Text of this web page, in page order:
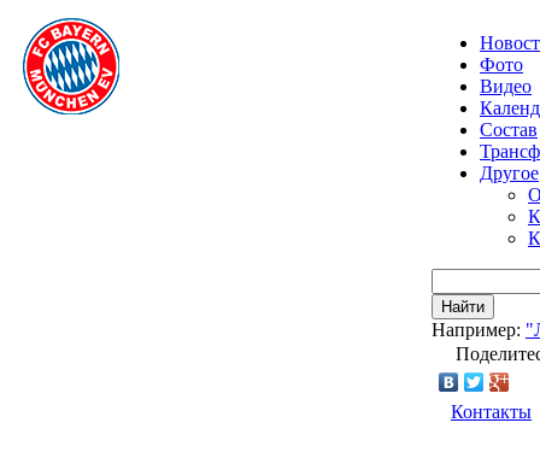
Фото
Видео
Состав
Другое
Найти
Например:
Контакты